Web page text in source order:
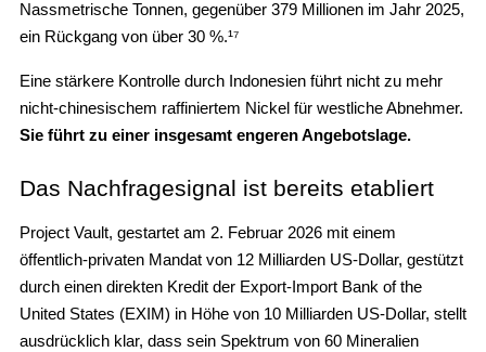
Nassmetrische Tonnen, gegenüber 379 Millionen im Jahr 2025,
ein Rückgang von über 30 %.¹⁷
Eine stärkere Kontrolle durch Indonesien führt nicht zu mehr
nicht-chinesischem raffiniertem Nickel für westliche Abnehmer.
Sie führt zu einer insgesamt engeren Angebotslage.
Das Nachfragesignal ist bereits etabliert
Project Vault, gestartet am 2. Februar 2026 mit einem
öffentlich-privaten Mandat von 12 Milliarden US-Dollar, gestützt
durch einen direkten Kredit der Export-Import Bank of the
United States (EXIM) in Höhe von 10 Milliarden US-Dollar, stellt
ausdrücklich klar, dass sein Spektrum von 60 Mineralien